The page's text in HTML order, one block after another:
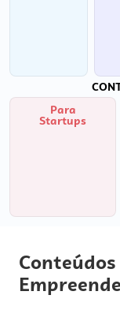
Para
Startups